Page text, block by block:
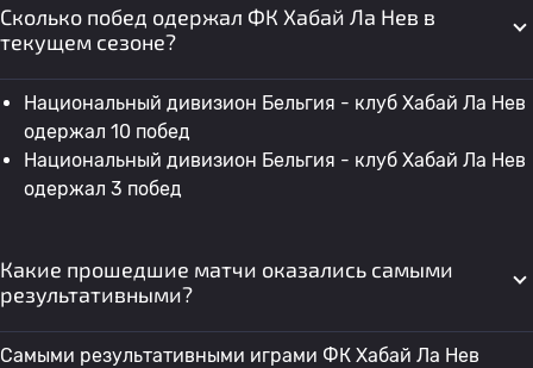
Сколько побед одержал ФК Хабай Ла Нев в
текущем сезоне?
Национальный дивизион Бельгия - клуб Хабай Ла Нев
одержал 10 побед
Национальный дивизион Бельгия - клуб Хабай Ла Нев
одержал 3 побед
Какие прошедшие матчи оказались самыми
результативными?
Самыми результативными играми ФК Хабай Ла Нев